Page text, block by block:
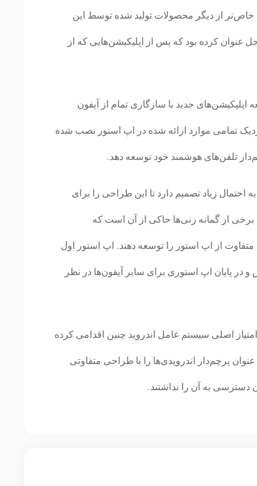
خاص‌تر از دیگر محصولات تولید شده توسط این
عنوان کرده بود که پس از اپلیکیشن‌هایی که از
اپلیکیشن‌های جدید با سازگاری تمام از آیفون
تمامی موارد ارائه شده در اپ استور نصب شده
تلفن‌های هوشمند خود توسعه دهد.
احتمال زیاد تصمیم دارد تا این طراحی را برای
از گمانه زنی‌ها حاکی از آن است که
گرفته‌اند که در آینده‌ای نزدیک، 3 طراحی متفاوت از اپ استور را توسعه دهند. اپ استور اول
پایان اپ استوری برای سایر آیفون‌ها در نظر
اصلی سیستم عامل اندروید چنین اقدامی کرده
پرچم‌دار اندرویدی‌ها را با طراحی متفاوتی
دسترسی به آن را نداشتند.